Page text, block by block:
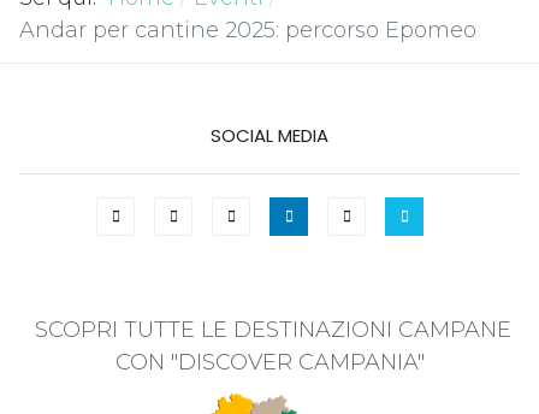
Andar per cantine 2025: percorso Epomeo
SOCIAL MEDIA
SCOPRI TUTTE LE DESTINAZIONI CAMPANE
CON "DISCOVER CAMPANIA"